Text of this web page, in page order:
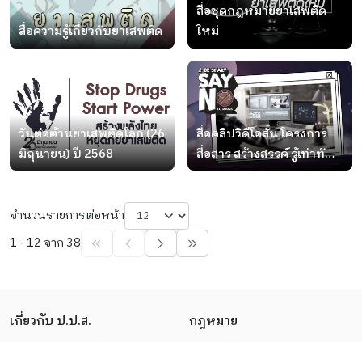
สื่อความรู้เกี่ยวกับยาเสพติด
สื่อชุดกฎหมายยาเสพติด
ใหม่
วันต่อต้านยาเสพติดโลก (26
มิถุนายน) ปี 2568
สื่อคลิปวิดีโอสั้น โครงการ
สื่อสาร สร้างสรรค์ รู้เท่าทัน
ยาบ้า
จำนวนรายการต่อหน้า
1 - 12 จาก 38
เกี่ยวกับ ป.ป.ส. กฎหมาย